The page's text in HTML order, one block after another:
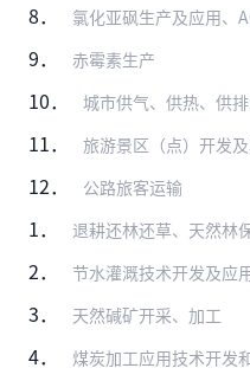
8． 氯化亚砜生产及应用、
9． 赤霉素生产
10． 城市供气、供热、供排水
11． 旅游景区（点）开发
12． 公路旅客运输
1． 退耕还林还草、天然林保
2． 节水灌溉技术开发及应
3． 天然碱矿开采、加工
4． 煤炭加工应用技术开发